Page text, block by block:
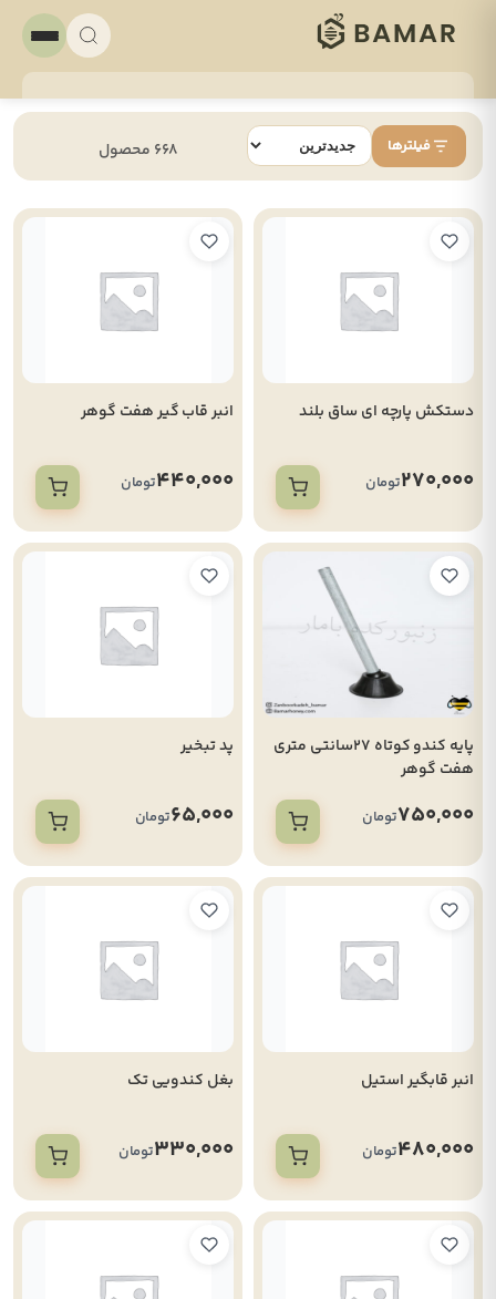
فیلترها 668 محصول
دستکش پارچه ای ساق بلند
270,000تومان
انبر قاب گیر هفت گوهر
440,000تومان
پایه کندو کوتاه 27سانتی متری
هفت گوهر
750,000تومان
پد تبخیر
65,000تومان
انبر قابگیر استیل
480,000تومان
بغل کندویی تک
330,000تومان